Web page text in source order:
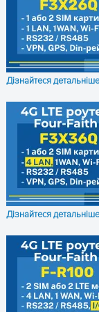
Дізнайтеся
Дізнайтеся
Живлення та
Корпус
Вага, г
Розміри, мм